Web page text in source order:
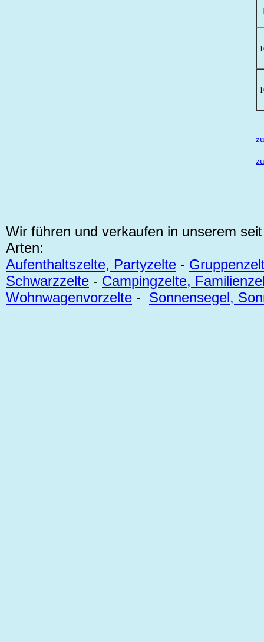
Wir führen und verkaufen in unserem
Arten:
Aufenthaltszelte, Partyzelte -
Schwarzzelte - Campingzelte,
Wohnwagenvorzelte - Sonnensegel,